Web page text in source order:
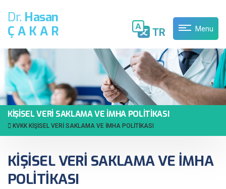
Dr. Hasan
ÇAKAR
TR Menu
KİŞİSEL VERİ SAKLAMA VE İMHA POLİTİKASI
KVKK KİŞİSEL VERİ SAKLAMA VE İMHA POLİTİKASI
KİŞİSEL VERİ SAKLAMA VE İMHA
POLİTİKASI